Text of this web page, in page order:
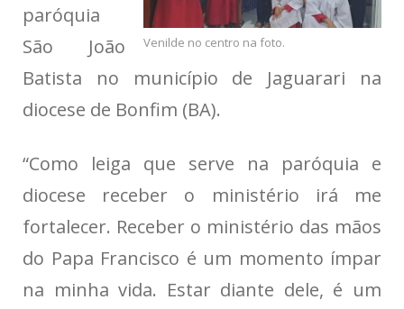
Venilde no centro na foto.
paróquia
São João
Batista no município de Jaguarari na
diocese de Bonfim (BA).
“Como leiga que serve na paróquia e
diocese receber o ministério irá me
fortalecer. Receber o ministério das mãos
do Papa Francisco é um momento ímpar
na minha vida. Estar diante dele, é um